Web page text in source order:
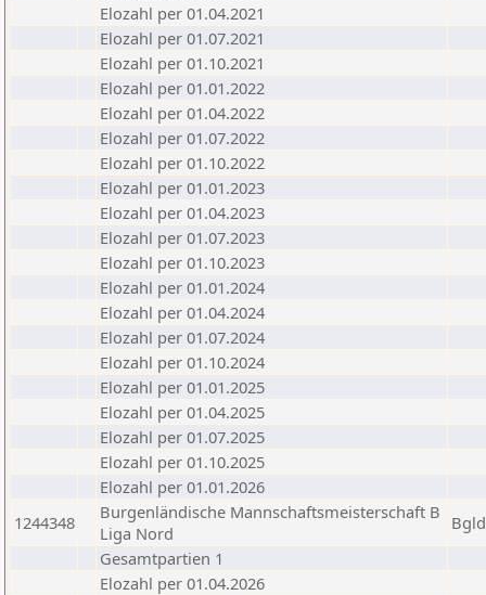
Elozahl per 01.04.2021
Elozahl per 01.07.2021
Elozahl per 01.10.2021
Elozahl per 01.01.2022
Elozahl per 01.04.2022
Elozahl per 01.07.2022
Elozahl per 01.10.2022
Elozahl per 01.01.2023
Elozahl per 01.04.2023
Elozahl per 01.07.2023
Elozahl per 01.10.2023
Elozahl per 01.01.2024
Elozahl per 01.04.2024
Elozahl per 01.07.2024
Elozahl per 01.10.2024
Elozahl per 01.01.2025
Elozahl per 01.04.2025
Elozahl per 01.07.2025
Elozahl per 01.10.2025
Elozahl per 01.01.2026
1244348
Burgenländische Mannschaftsmeisterschaft B
Liga Nord
Bgld
Gesamtpartien 1
Elozahl per 01.04.2026